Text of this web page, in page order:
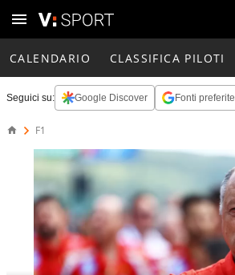
CALENDARIO CLASSIFICA PILOTI
Seguici su: Google Discover Fonti preferite
F1